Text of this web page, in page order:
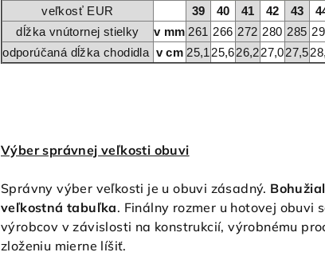
veľkosť EUR 39 40 41 42 43
dĺžka vnútornej stielky
v mm 261 266 272 280 285
odporúčaná dĺžka chodidla v cm 25,1 25,626,227,027,5
Výber správnej veľkosti obuvi
Správny výber veľkosti je u obuvi zásadný.
veľkostná tabuľka. Finálny rozmer u hotovej obuvi
výrobcov v závislosti na konstrukcií, výrobnému
zloženiu mierne líšiť.